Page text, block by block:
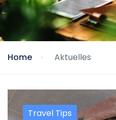
Home Aktuelles
Travel Tips